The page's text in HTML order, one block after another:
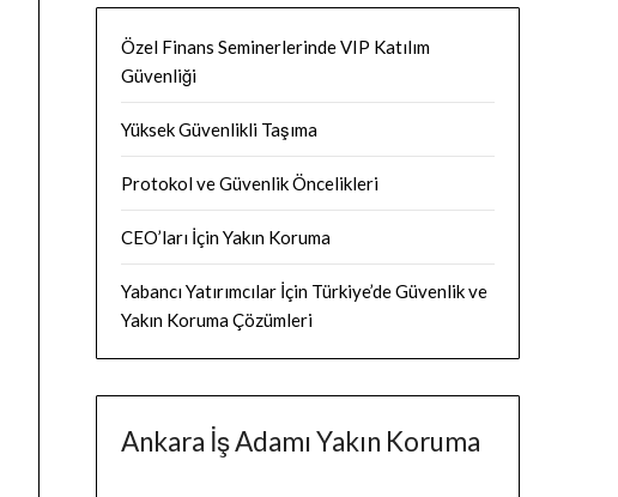
Özel Finans Seminerlerinde VIP Katılım
Güvenliği
Yüksek Güvenlikli Taşıma
Protokol ve Güvenlik Öncelikleri
CEO’ları İçin Yakın Koruma
Yabancı Yatırımcılar İçin Türkiye’de Güvenlik ve
Yakın Koruma Çözümleri
Ankara İş Adamı Yakın Koruma